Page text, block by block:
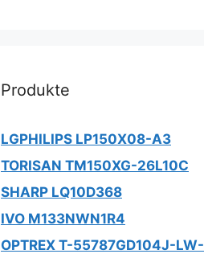
Produkte
LGPHILIPS LP150X08-A3
TORISAN TM150XG-26L10C
SHARP LQ10D368
IVO M133NWN1R4
OPTREX T-55787GD104J-LW-